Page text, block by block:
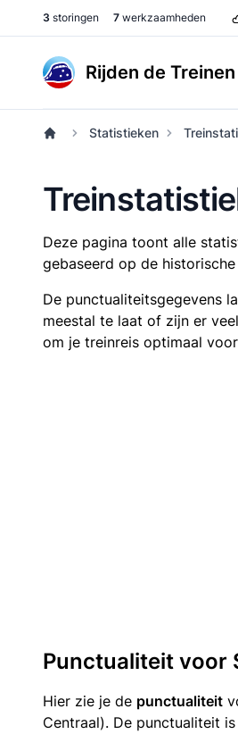
3 storingen 7 werkzaamheden
Rijden de Treinen
Statistieken
Deze pagina toont alle
gebaseerd op de
De punctualiteitsgegevens
meestal te laat of zijn er
om je treinreis optimaal
Punctualiteit voor
Hier zie je de punctualiteit
Centraal). De punctualiteit